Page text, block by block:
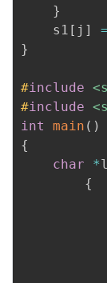
}
    s1
[ j ] =
}
#include
#include
int
main ( )
{
char
*
{